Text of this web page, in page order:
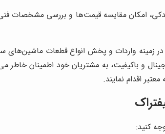
امکان مقایسه قیمت‌ها و بررسی مشخصات فنی
زمینه واردات و پخش انواع قطعات ماشین‌های
و باکیفیت، به مشتریان خود اطمینان
اقدام نمایند.
کنید: